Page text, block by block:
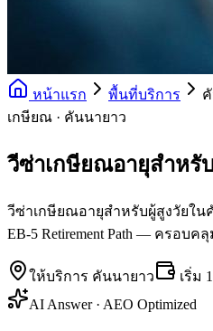
หน้าแรก พื้นที่บริการ
เกษียณ · คันนายาว
วีซ่าเกษียณอายุสำหรั
วีซ่าเกษียณอายุสำหรับผู้สูงวัยในคันน
EB-5 Retirement Path — ครอบค
ให้บริการ คันนายาว เริ่ม
AI Answer · AEO Optimized